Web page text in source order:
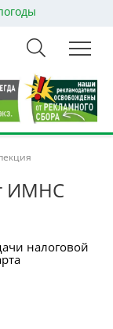
ИМНС
налоговой